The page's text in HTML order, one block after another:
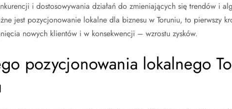
i dostosowywania działań do zmieniających się trendów i
jest pozycjonowanie lokalne dla biznesu w Toruniu, to pierwszy
nowych klientów i w konsekwencji – wzrostu zysków.
pozycjonowania lokalnego